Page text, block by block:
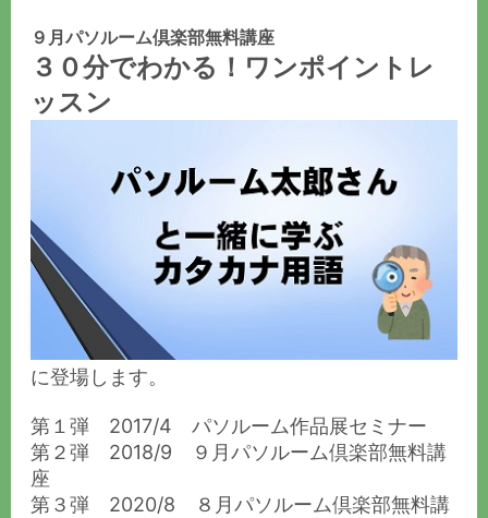
９月パソルーム倶楽部無料講座
３０分でわかる！ワンポイントレ
ッスン
に登場します。
第１弾 2017/4 パソルーム作品展セミナー
第２弾 2018/9 ９月パソルーム倶楽部無料講
座
第３弾 2020/8 ８月パソルーム倶楽部無料講